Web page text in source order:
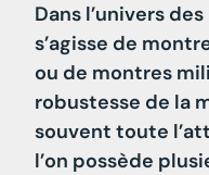
Dans l’univers
s’agisse de
ou de montres
robustesse de la
souvent toute
l’on possède